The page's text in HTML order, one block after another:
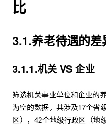
比
3.1.养老待遇的差
3.1.1.机关 VS 企业
筛选机关事业单位和企业的
为空的数据，共涉及17个省
区），42个地级行政区（地